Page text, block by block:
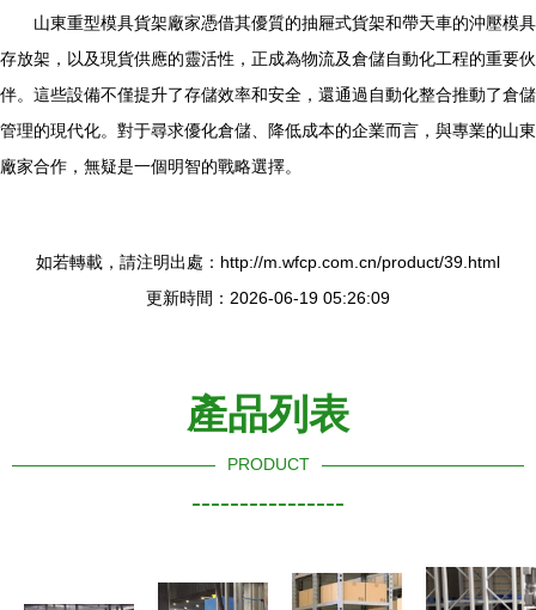
山東重型模具貨架廠家憑借其優質的抽屜式貨架和帶天車的沖壓模具
存放架，以及現貨供應的靈活性，正成為物流及倉儲自動化工程的重要伙
伴。這些設備不僅提升了存儲效率和安全，還通過自動化整合推動了倉儲
管理的現代化。對于尋求優化倉儲、降低成本的企業而言，與專業的山東
廠家合作，無疑是一個明智的戰略選擇。
如若轉載，請注明出處：http://m.wfcp.com.cn/product/39.html
更新時間：2026-06-19 05:26:09
產品列表
PRODUCT
----------------